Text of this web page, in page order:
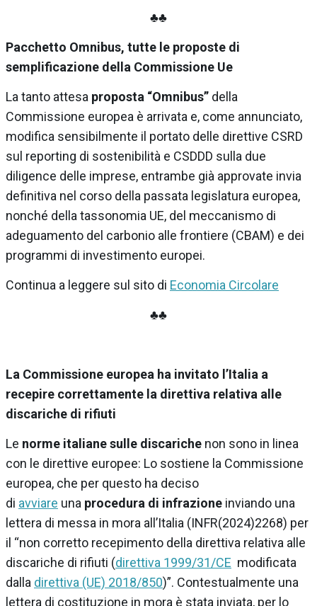
♣♣
Pacchetto Omnibus, tutte le proposte di
semplificazione della Commissione Ue
La tanto attesa proposta “Omnibus” della
Commissione europea è arrivata e, come annunciato,
modifica sensibilmente il portato delle direttive CSRD
sul reporting di sostenibilità e CSDDD sulla due
diligence delle imprese, entrambe già approvate invia
definitiva nel corso della passata legislatura europea,
nonché della tassonomia UE, del meccanismo di
adeguamento del carbonio alle frontiere (CBAM) e dei
programmi di investimento europei.
Continua a leggere sul sito di Economia Circolare
♣♣
La Commissione europea ha invitato l’Italia a
recepire correttamente la direttiva relativa alle
discariche di rifiuti
Le norme italiane sulle discariche non sono in linea
con le direttive europee: Lo sostiene la Commissione
europea, che per questo ha deciso
di avviare una procedura di infrazione inviando una
lettera di messa in mora all’Italia (INFR(2024)2268) per
il “non corretto recepimento della direttiva relativa alle
discariche di rifiuti (direttiva 1999/31/CE modificata
dalla direttiva (UE) 2018/850)”. Contestualmente una
lettera di costituzione in mora è stata inviata, per lo